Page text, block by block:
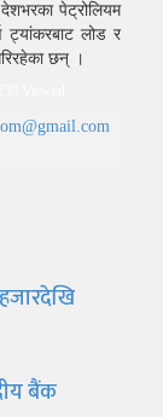
पेट्रोलियम
ट्यांकरबाट लोड र
छन् ।
बैंक